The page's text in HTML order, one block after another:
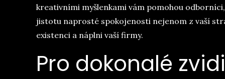
kreativními myšlenkami vám pomohou
jistotu naprosté spokojenosti nejenom z vaší
existenci a náplni vaší firmy.
Pro dokonalé